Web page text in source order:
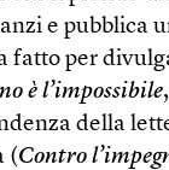
e pubblica
fatto per
è l’impossibile
della
(Contro